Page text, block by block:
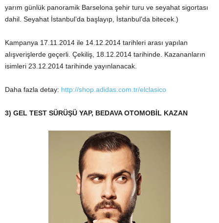
yarım günlük panoramik Barselona şehir turu ve seyahat sigortası
dahil. Seyahat İstanbul’da başlayıp, İstanbul’da bitecek.)
Kampanya 17.11.2014 ile 14.12.2014 tarihleri arası yapılan
alışverişlerde geçerli. Çekiliş, 18.12.2014 tarihinde. Kazananların
isimleri 23.12.2014 tarihinde yayınlanacak.
Daha fazla detay: http://shop.adidas.com.tr/elclasico
3) GEL TEST SÜRÜŞÜ YAP, BEDAVA OTOMOBİL KAZAN